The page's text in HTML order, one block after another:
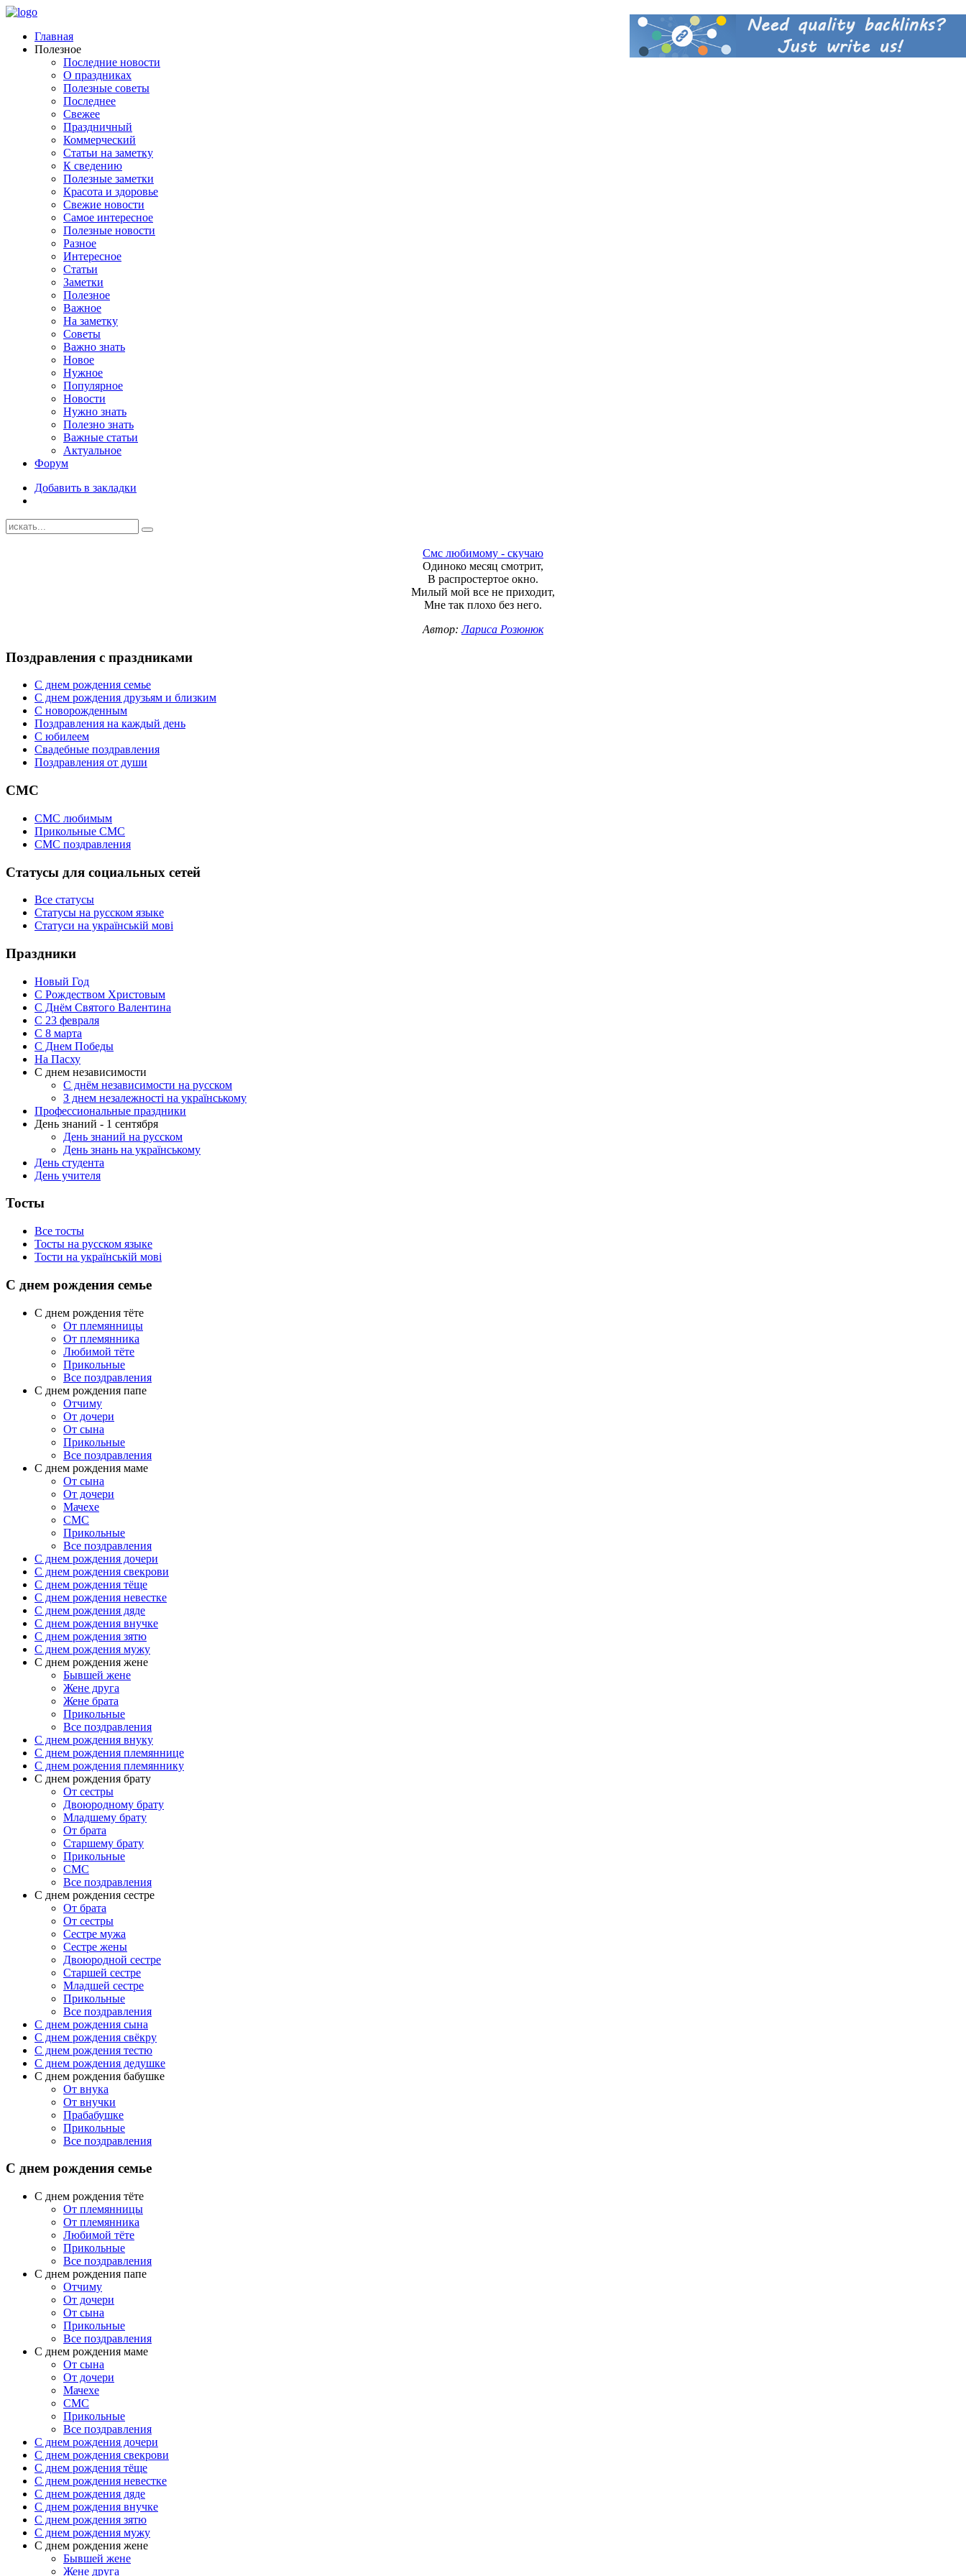
Главная
Полезное
Последние новости
О праздниках
Полезные советы
Последнее
Свежее
Праздничный
Коммерческий
Статьи на заметку
К сведению
Полезные заметки
Красота и здоровье
Свежие новости
Самое интересное
Полезные новости
Разное
Интересное
Статьи
Заметки
Полезное
Важное
На заметку
Советы
Важно знать
Новое
Нужное
Популярное
Новости
Нужно знать
Полезно знать
Важные статьи
Актуальное
Форум
Добавить в закладки
Смс любимому - скучаю
Одиноко месяц смотрит,
В распростертое окно.
Милый мой все не приходит,
Мне так плохо без него.
Автор:Лариса Розюнюк
Поздравления с праздниками
С днем рождения семье
С днем рождения друзьям и близким
C новорожденным
Поздравления на каждый день
С юбилеем
Свадебные поздравления
Поздравления от души
СМС
СМС любимым
Прикольные СМС
СМС поздравления
Статусы для социальных сетей
Все статусы
Статусы на русском языке
Статуси на українській мові
Праздники
Новый Год
С Рождеством Христовым
С Днём Святого Валентина
С 23 февраля
C 8 марта
С Днем Победы
На Пасху
С днем независимости
С днём независимости на русском
З днем незалежності на українському
Профессиональные праздники
День знаний - 1 сентября
День знаний на русском
День знань на українському
День студента
День учителя
Тосты
Все тосты
Тосты на русском языке
Тости на українській мові
С днем рождения семье
С днем рождения тёте
От племянницы
От племянника
Любимой тёте
Прикольные
Все поздравления
C днем рождения папе
Отчиму
От дочери
От сына
Прикольные
Все поздравления
С днем рождения маме
От сына
От дочери
Мачехе
СМС
Прикольные
Все поздравления
C днем рождения дочери
C днем рождения свекрови
C днем рождения тёще
C днем рождения невестке
C днем рождения дяде
C днем рождения внучке
C днем рождения зятю
C днем рождения мужу
С днем рождения жене
Бывшей жене
Жене друга
Жене брата
Прикольные
Все поздравления
C днем рождения внуку
C днем рождения племяннице
C днем рождения племяннику
C днем рождения брату
От сестры
Двоюродному брату
Младшему брату
От брата
Старшему брату
Прикольные
СМС
Все поздравления
С днем рождения сестре
От брата
От сестры
Сестре мужа
Сестре жены
Двоюродной сестре
Старшей сестре
Младшей сестре
Прикольные
Все поздравления
C днем рождения сына
C днем рождения свёкру
C днем рождения тестю
С днем рождения дедушке
С днем рождения бабушке
От внука
От внучки
Прабабушке
Прикольные
Все поздравления
С днем рождения семье
С днем рождения тёте
От племянницы
От племянника
Любимой тёте
Прикольные
Все поздравления
C днем рождения папе
Отчиму
От дочери
От сына
Прикольные
Все поздравления
С днем рождения маме
От сына
От дочери
Мачехе
СМС
Прикольные
Все поздравления
C днем рождения дочери
C днем рождения свекрови
C днем рождения тёще
C днем рождения невестке
C днем рождения дяде
C днем рождения внучке
C днем рождения зятю
C днем рождения мужу
С днем рождения жене
Бывшей жене
Жене друга